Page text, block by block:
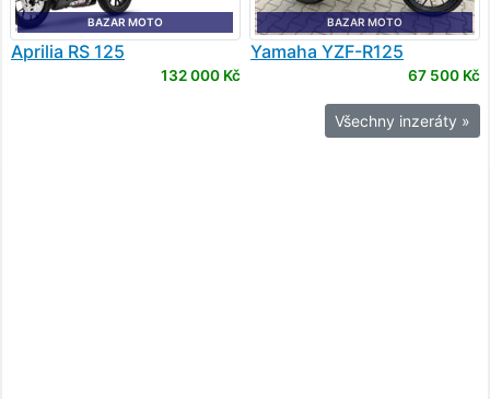
BAZAR MOTO
Aprilia RS 125
132 000 Kč
BAZAR MOTO
Yamaha YZF-R125
67 500 Kč
Všechny inzeráty »